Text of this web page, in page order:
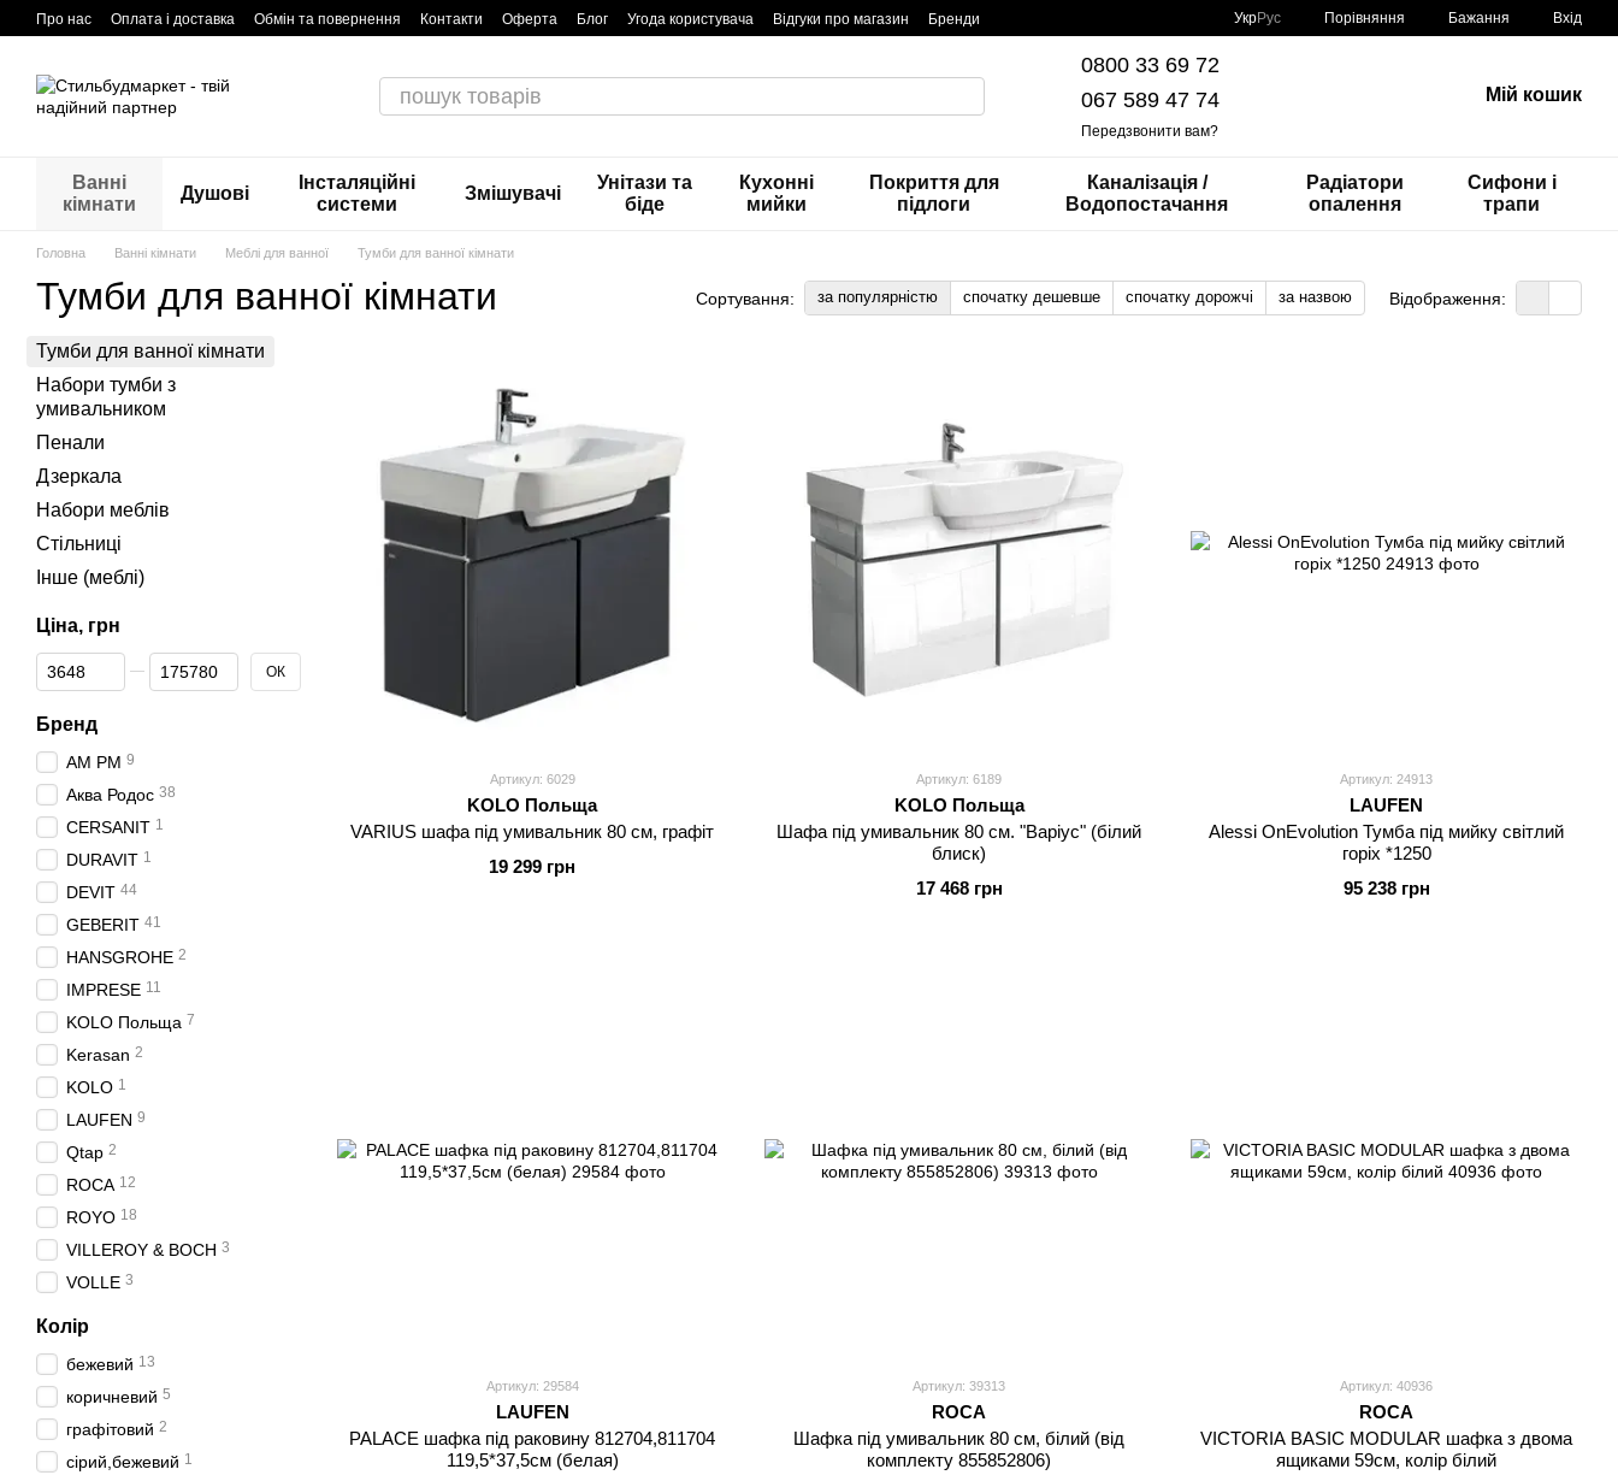
Перейти до основного контенту
Про нас Оплата і доставка Обмін та повернення Контакти Оферта Блог Угода користувача Відгуки про магазин
Бренди
УкрРус Порівняння Бажання Вхід
0800 33 69 72
067 589 47 74
Передзвонити вам?
Мій кошик
Ванні
кімнати
Душові
Інсталяційні
системи
Змішувачі
Унітази та
біде
Кухонні
мийки
Покриття для
підлоги
Каналізація /
Водопостачання
Радіатори
опалення
Сифони і
трапи
Головна Ванні кімнати Меблі для ванної Тумби для ванної кімнати
Тумби для ванної кімнати Сортування: за популярністю спочатку дешевше спочатку дорожчі за назвою Відображення:
Артикул: 6029
KOLO Польща
VARIUS шафа під умивальник 80 см, графіт
19 299 грн
Артикул: 6189
KOLO Польща
Шафа під умивальник 80 см. "Варіус" (білий
блиск)
17 468 грн
Артикул: 24913
LAUFEN
Alessi OnEvolution Тумба пiд мийку свiтлий
горіх *1250
95 238 грн
Артикул: 29584
LAUFEN
PALACE шафка під раковину 812704,811704
119,5*37,5см (белая)
Артикул: 39313
ROCA
Шафка під умивальник 80 см, білий (від
комплекту 855852806)
Артикул: 40936
ROCA
VICTORIA BASIC MODULAR шафка з двома
ящиками 59см, колір білий
Тумби для ванної кімнати
Набори тумби з
умивальником
Пенали
Дзеркала
Набори меблів
Стільниці
Інше (меблі)
Ціна, грн
Від Ціна, грн
До Ціна, грн ОК
Бренд
AM PM 9
Аква Родос 38
CERSANIT 1
DURAVIT 1
DEVIT 44
GEBERIT 41
HANSGROHE 2
IMPRESE 11
KOLO Польща 7
Kerasan 2
KOLO 1
LAUFEN 9
Qtap 2
ROCA 12
ROYO 18
VILLEROY & BOCH 3
VOLLE 3
Колір
бежевий 13
коричневий 5
графітовий 2
сірий,бежевий 1